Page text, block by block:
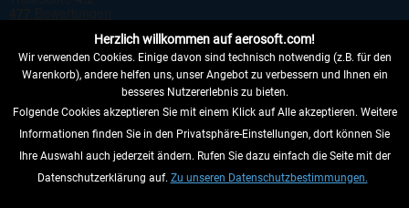
VERTRAG WIDERRUFEN
INFORMATIONEN
Herzlich willkommen auf aerosoft.com!
Wir verwenden Cookies. Einige davon sind technisch notwendig (z.B. für den
Warenkorb), andere helfen uns, unser Angebot zu verbessern und Ihnen ein
besseres Nutzererlebnis zu bieten.
Folgende Cookies akzeptieren Sie mit einem Klick auf Alle akzeptieren. Weitere
Informationen finden Sie in den Privatsphäre-Einstellungen, dort können Sie
Ihre Auswahl auch jederzeit ändern. Rufen Sie dazu einfach die Seite mit der
Datenschutzerklärung auf. Zu unseren Datenschutzbestimmungen.